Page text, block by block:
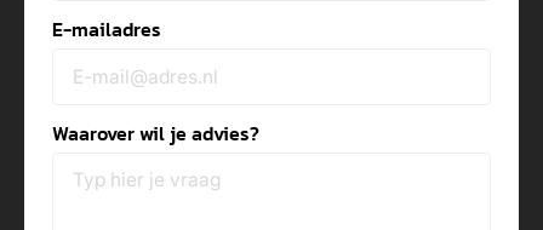
E-mailadres
Waarover wil je advies?